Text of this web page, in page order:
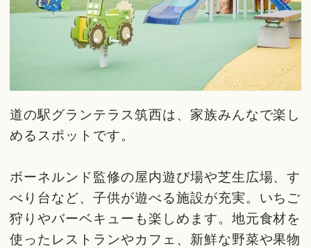
道の駅グランテラス筑西は、家族みんなで楽し
めるスポットです。
ボーネルンド監修の屋内遊び場や芝生広場、す
べり台など、子供が遊べる施設が充実。いちご
狩りやバーベキューも楽しめます。地元食材を
使ったレストランやカフェ、新鮮な野菜や果物